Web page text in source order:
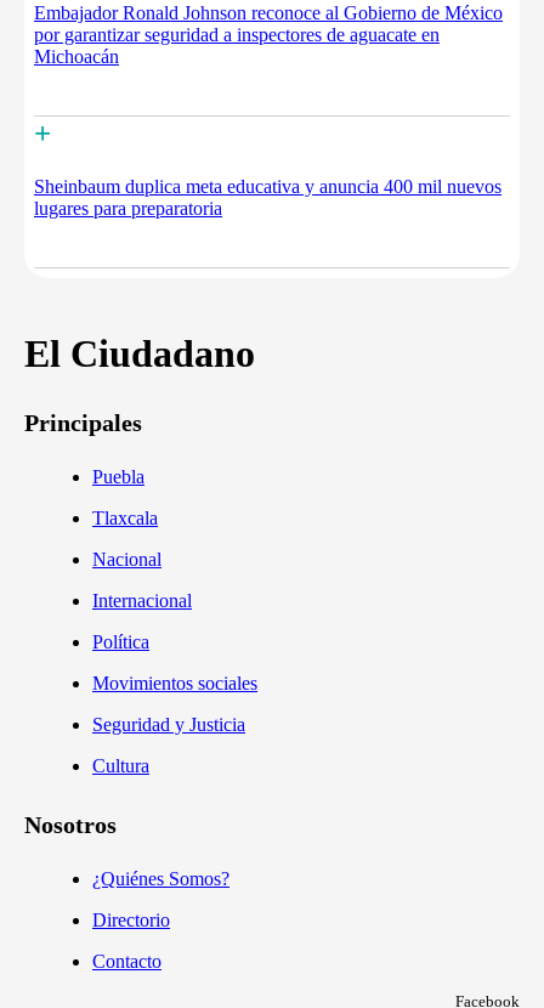
Embajador Ronald Johnson reconoce al Gobierno de México
por garantizar seguridad a inspectores de aguacate en
Michoacán
+
Sheinbaum duplica meta educativa y anuncia 400 mil nuevos
lugares para preparatoria
El Ciudadano
Principales
Puebla
Tlaxcala
Nacional
Internacional
Política
Movimientos sociales
Seguridad y Justicia
Cultura
Nosotros
¿Quiénes Somos?
Directorio
Contacto
Facebook